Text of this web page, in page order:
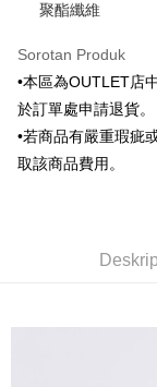
Union Bank of
Yuanta
Bank
Bank
Taishin
Syarikat Kad
Yuanta Commercial
Bank
Syarikat Kad
Taiwan
Plus PAY
AFTEE
Deskripsi
Pertama, Mengenai
1. Dengan memilih
pengesahan AFTEE
2. Anda boleh
Sila ambil perhatian
Pemindahan ATM
Pilihan
NT$3,000 atau lebih
NT$350/pesanan |
聚酯纖維
Sorotan Produk
•本區為OUTLET店
於訂單處申請退貨。
•若商品有嚴重瑕疵
取該商品費用。